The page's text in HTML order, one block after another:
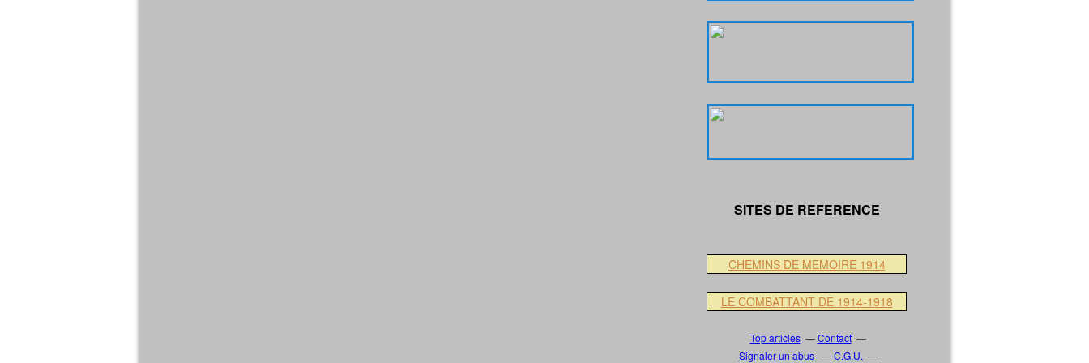
SITES DE REFERENCE
CHEMINS DE MEMOIRE 1914
LE COMBATTANT DE 1914-1918
Top articles
Contact
Signaler un abus
C.G.U.